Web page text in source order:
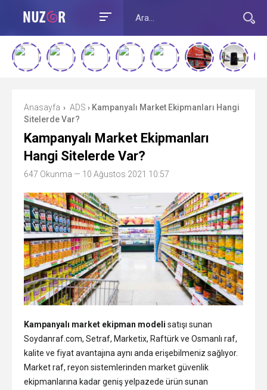
Anasayfa › ADS › Kampanyalı Market Ekipmanları Hangi
Sitelerde Var?
Kampanyalı Market Ekipmanları
Hangi Sitelerde Var?
647 Okunma — 10 Ağustos 2021 10:57
Kampanyalı market ekipman modeli satışı sunan
Soydanraf.com, Setraf, Marketix, Raftürk ve Osmanlı raf,
kalite ve fiyat avantajına aynı anda erişebilmeniz sağlıyor.
Market raf, reyon sistemlerinden market güvenlik
ekipmanlarına kadar geniş yelpazede ürün sunan